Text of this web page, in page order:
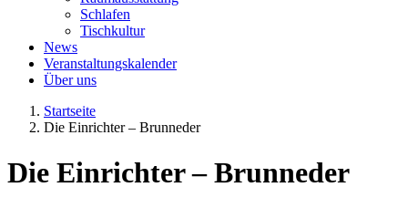
Schlafen
Tischkultur
News
Veranstaltungskalender
Über uns
Startseite
Die Einrichter – Brunneder
Die Einrichter – Brunneder